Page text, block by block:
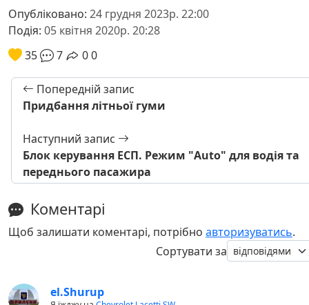
Опубліковано: 24 грудня 2023р. 22:00
Подія: 05 квітня 2020р. 20:28
35
7 00
Попередній запис
Придбання літньої гуми
Наступний запис
Блок керування ЕСП. Режим "Auto" для водія та
переднього пасажира
Коментарі
Щоб залишати коментарі, потрібно авторизуватись.
Сортувати за
el.Shurup